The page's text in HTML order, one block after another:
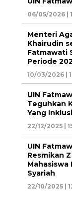
06/05/2026 |
Menteri
Khairudin
Fatmawati
Periode
10/03/2026 |
UIN
Teguhkan
Yang
22/12/2025 |
UIN
Resmikan
Mahasiswa
Syariah
22/10/2025 |